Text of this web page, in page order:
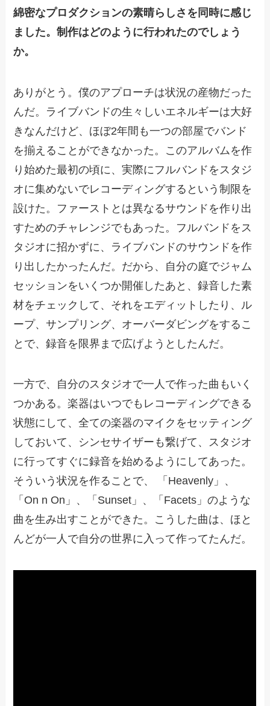
綿密なプロダクションの素晴らしさを同時に感じ
ました。制作はどのように行われたのでしょう
か。
ありがとう。僕のアプローチは状況の産物だった
んだ。ライブバンドの生々しいエネルギーは大好
きなんだけど、ほぼ2年間も一つの部屋でバンド
を揃えることができなかった。このアルバムを作
り始めた最初の頃に、実際にフルバンドをスタジ
オに集めないでレコーディングするという制限を
設けた。ファーストとは異なるサウンドを作り出
すためのチャレンジでもあった。フルバンドをス
タジオに招かずに、ライブバンドのサウンドを作
り出したかったんだ。だから、自分の庭でジャム
セッションをいくつか開催したあと、録音した素
材をチェックして、それをエディットしたり、ル
ープ、サンプリング、オーバーダビングをするこ
とで、録音を限界まで広げようとしたんだ。
一方で、自分のスタジオで一人で作った曲もいく
つかある。楽器はいつでもレコーディングできる
状態にして、全ての楽器のマイクをセッティング
しておいて、シンセサイザーも繋げて、スタジオ
に行ってすぐに録音を始めるようにしてあった。
そういう状況を作ることで、 「Heavenly」、
「On n On」、「Sunset」、「Facets」のような
曲を生み出すことができた。こうした曲は、ほと
んどが一人で自分の世界に入って作ってたんだ。